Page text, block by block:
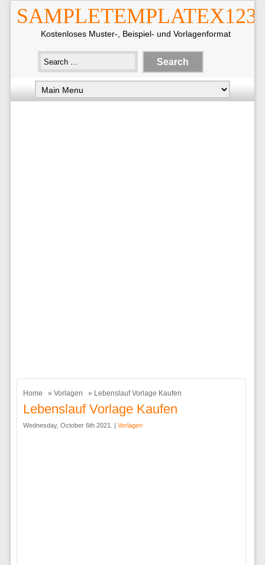
Kostenloses Muster-, Beispiel- und Vorlagenformat
Home » Vorlagen » Lebenslauf Vorlage Kaufen
Lebenslauf Vorlage Kaufen
Wednesday, October 6th 2021. | Vorlagen